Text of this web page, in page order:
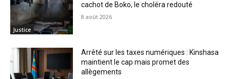
Justice
cachot de Boko, le choléra redouté
8 août 2026
Arrêté sur les taxes numériques : Kinshasa
maintient le cap mais promet des
allègements